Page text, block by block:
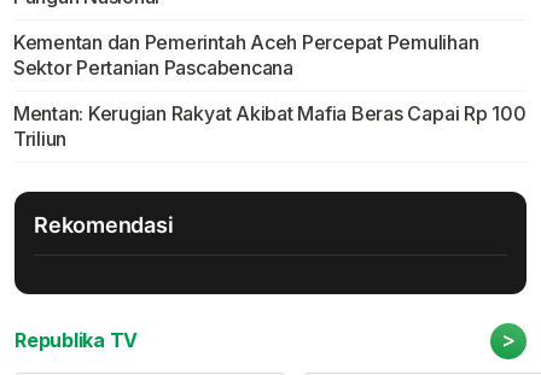
Kementan dan Pemerintah Aceh Percepat Pemulihan
Sektor Pertanian Pascabencana
Mentan: Kerugian Rakyat Akibat Mafia Beras Capai Rp 100
Triliun
Rekomendasi
Republika TV >